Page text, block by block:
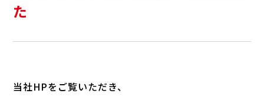
た
当社HPをご覧いただき、